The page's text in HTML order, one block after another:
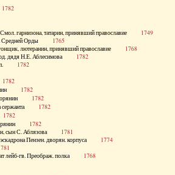
1782
Смол. гарнизона, татарин, принявший православие 1749
Средней Орды 1765
лютеранин, принявший православие 1768
дядя Н.Е. Аблесимова 1782
1782
1782
1782
1782
сержанта 1782
1782
1782
сын С. Аблязова 1781
эскадрона Пензен. дворян. корпуса 1774
лейб-гв. Преображ. полка 1768